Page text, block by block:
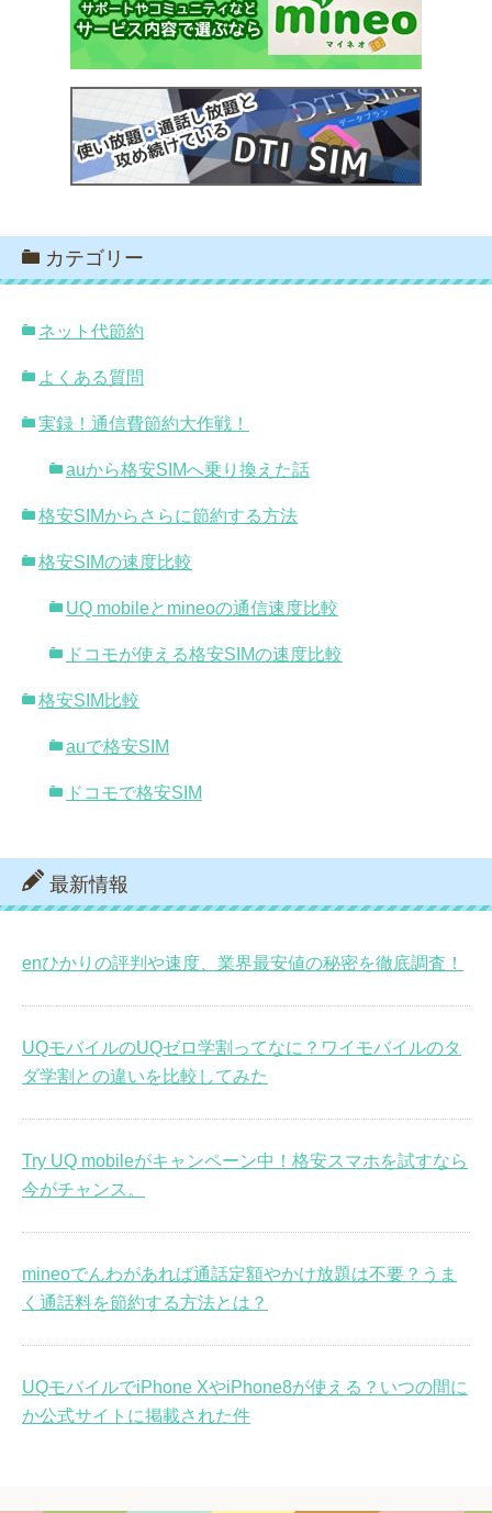
カテゴリー
ネット代節約
よくある質問
実録！通信費節約大作戦！
auから格安SIMへ乗り換えた話
格安SIMからさらに節約する方法
格安SIMの速度比較
UQ mobileとmineoの通信速度比較
ドコモが使える格安SIMの速度比較
格安SIM比較
auで格安SIM
ドコモで格安SIM
最新情報
enひかりの評判や速度、業界最安値の秘密を徹底調査！
UQモバイルのUQゼロ学割ってなに？ワイモバイルのタ
ダ学割との違いを比較してみた
Try UQ mobileがキャンペーン中！格安スマホを試すなら
今がチャンス。
mineoでんわがあれば通話定額やかけ放題は不要？うま
く通話料を節約する方法とは？
UQモバイルでiPhone XやiPhone8が使える？いつの間に
か公式サイトに掲載された件